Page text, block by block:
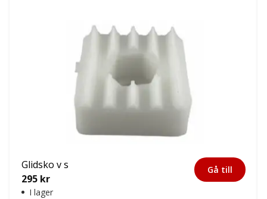
Glidsko v s
295 kr
I lager
Gå till